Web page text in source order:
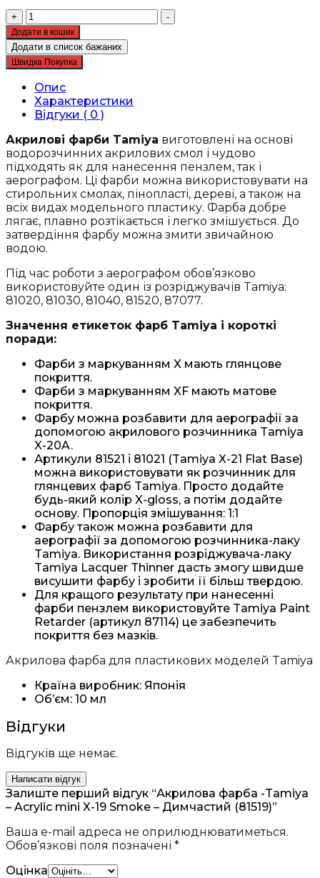
+
Акрилова
фарба
-
Tamiya
-
Acrylic
mini
X-
19
Smoke
-
Димчастий
(81519)
кількість
-
Додати в кошик
Додати в список бажаних
Швидка Покупка
Опис
Характеристики
Відгуки ( 0 )
Акрилові фарби Tamiya виготовлені на основі
водорозчинних акрилових смол і чудово
підходять як для нанесення пензлем, так і
аерографом. Ці фарби можна використовувати на
стирольних смолах, пінопласті, дереві, а також на
всіх видах модельного пластику. Фарба добре
лягає, плавно розтікається і легко змішується. До
затвердіння фарбу можна змити звичайною
водою.
Під час роботи з аерографом обов’язково
використовуйте один із розріджувачів Tamiya:
81020, 81030, 81040, 81520, 87077.
Значення етикеток фарб Tamiya і короткі
поради:
Фарби з маркуванням X мають глянцове
покриття.
Фарби з маркуванням XF мають матове
покриття.
Фарбу можна розбавити для аерографії за
допомогою акрилового розчинника Tamiya
X-20A.
Артикули 81521 і 81021 (Tamiya X-21 Flat Base)
можна використовувати як розчинник для
глянцевих фарб Tamiya. Просто додайте
будь-який колір X-gloss, а потім додайте
основу. Пропорція змішування: 1:1
Фарбу також можна розбавити для
аерографії за допомогою розчинника-лаку
Tamiya. Використання розріджувача-лаку
Tamiya Lacquer Thinner дасть змогу швидше
висушити фарбу і зробити її більш твердою.
Для кращого результату при нанесенні
фарби пензлем використовуйте Tamiya Paint
Retarder (артикул 87114) це забезпечить
покриття без мазків.
Акрилова фарба для пластикових моделей Tamiya
Країна виробник: Японія
Об’єм: 10 мл
Відгуки
Відгуків ще немає.
Написати відгук
Залиште перший відгук “Акрилова фарба -Tamiya
– Acrylic mini X-19 Smoke – Димчастий (81519)”
Ваша e-mail адреса не оприлюднюватиметься.
Обов’язкові поля позначені *
Оцінка